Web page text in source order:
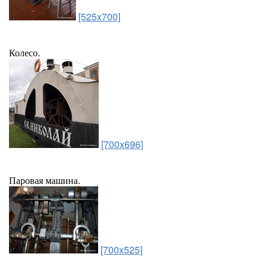
[525x700]
Колесо.
[700x696]
Паровая машина.
[700x525]